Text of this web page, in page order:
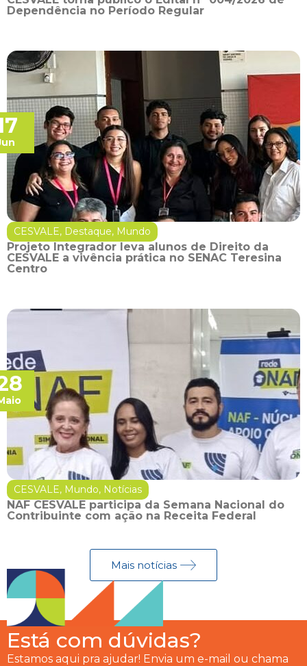
Dependência no Período Regular
CESVALE, Destaque, Mundo
Projeto Integrador leva alunos de Direito da
CESVALE a vivência prática no SENAC Teresina
Centro
CESVALE, Mundo, Notícias
NAF CESVALE participa da Semana Nacional do
Contribuinte com ação na Receita Federal
Mais notícias
Está com dúvidas?
Estamos aqui pra ajudar! Envia um e-mail ou chama